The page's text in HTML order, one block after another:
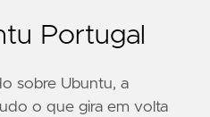
Portugal
sobre Ubuntu, a
o que gira em volta